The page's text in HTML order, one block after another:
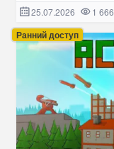
25.07.2026 1 666
Ранний доступ